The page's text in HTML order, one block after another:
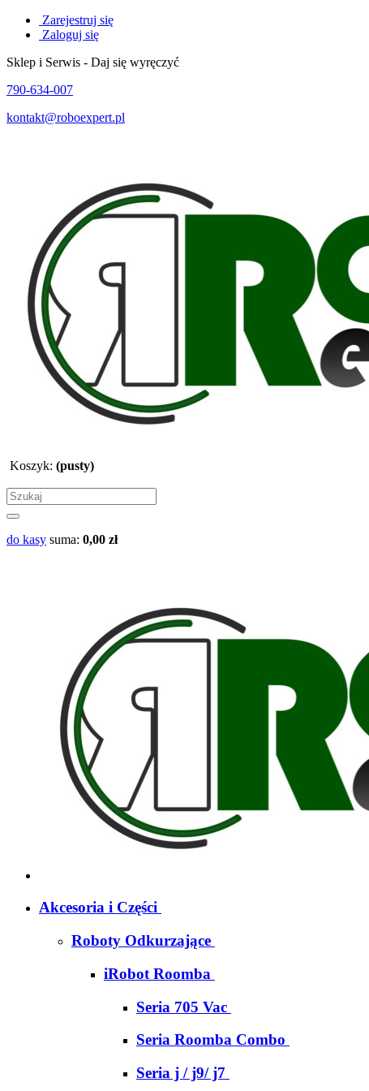
Zarejestruj się
Zaloguj się
Sklep i Serwis - Daj się wyręczyć
790-634-007
kontakt@roboexpert.pl
Koszyk: (pusty)
do kasy suma: 0,00 zł
Akcesoria i Części
Roboty Odkurzające
iRobot Roomba
Seria 705 Vac
Seria Roomba Combo
Seria j / j9/ j7